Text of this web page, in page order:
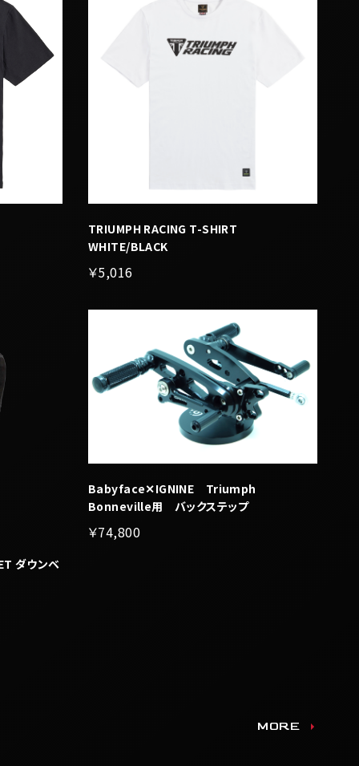
TRIUMPH RACING T-SHIRT
WHITE/BLACK
￥5,016
ダウンベ
Babyface✕IGNINE Triumph
Bonneville用 バックステップ
￥74,800
MORE